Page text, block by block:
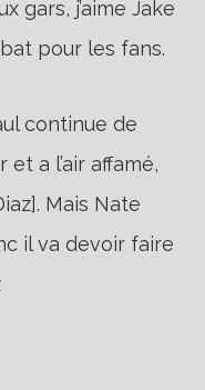
gars, j’aime Jake
pour les fans.
continue de
et a l’air affamé,
Mais Nate
il va devoir faire